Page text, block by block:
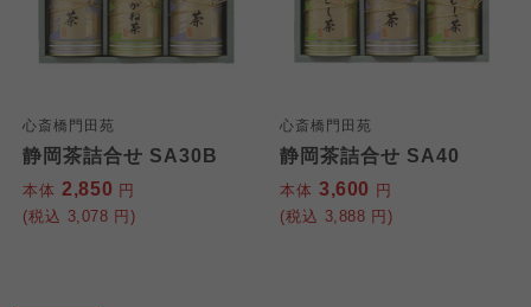
心斎橋門田苑
静岡茶詰合せ SA30B
本体 2,850 円
(税込 3,078 円)
心斎橋門田苑
静岡茶詰合せ SA40
本体 3,600 円
(税込 3,888 円)